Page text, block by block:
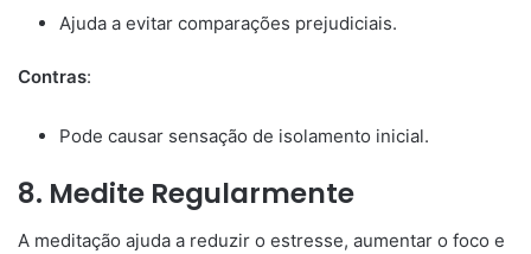
Ajuda a evitar comparações prejudiciais.
Contras:
Pode causar sensação de isolamento inicial.
8. Medite Regularmente
A meditação ajuda a reduzir o estresse, aumentar o foco e